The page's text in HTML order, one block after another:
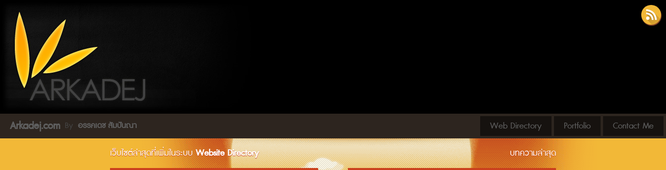
Arkadej.com By อรรคเดช สัมปันณา Web Directory Portfolio Contact Me
เว็บไซต์ล่าสุดที่เพิ่มในระบบWebsite Directory บทความล่าสุด